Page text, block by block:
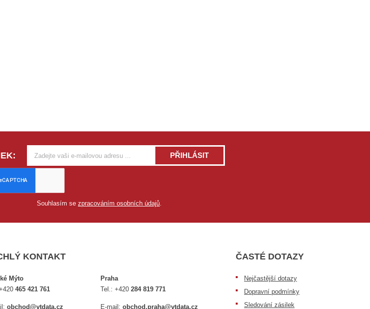
PŘIHLÁSIT
Souhlasím se zpracováním osobních údajů
KONTAKT
Mýto
465 421 761
obchod@vtdata.cz
Praha
Tel.:+420284 819 771
E-mail:obchod.praha@vtdata.cz
ČASTÉ DOTAZY
Nejčastější dotazy
Dopravní podmínky
Sledování zásilek